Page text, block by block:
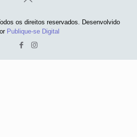
os direitos reservados. Desenvolvido
Publique-se Digital